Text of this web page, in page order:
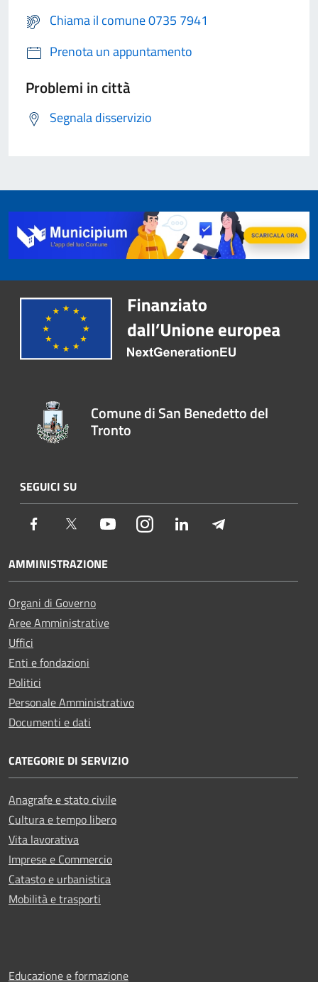
Chiama il comune 0735 7941
Prenota un appuntamento
Problemi in città
Segnala disservizio
Comune di San Benedetto del
Tronto
SEGUICI SU
Facebook Twitter YoutubeInstagramLinkedIn
AMMINISTRAZIONE
Organi di Governo
Aree Amministrative
Uffici
Enti e fondazioni
Politici
Personale Amministrativo
Documenti e dati
CATEGORIE DI SERVIZIO
Anagrafe e stato civile
Cultura e tempo libero
Vita lavorativa
Imprese e Commercio
Catasto e urbanistica
Mobilità e trasporti
Educazione e formazione